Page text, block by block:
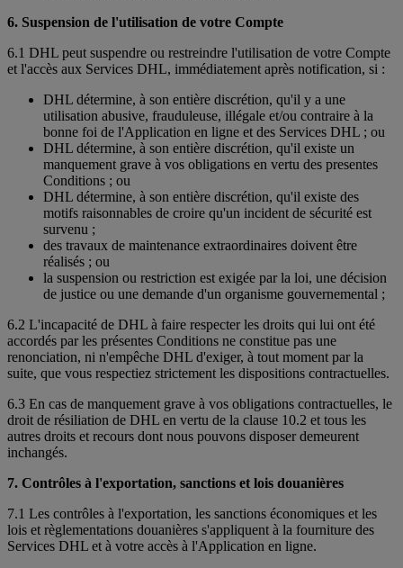
6. Suspension de l'utilisation de votre Compte
6.1 DHL peut suspendre ou restreindre l'utilisation de votre Compte
et l'accès aux Services DHL, immédiatement après notification, si :
DHL détermine, à son entière discrétion, qu'il y a une
utilisation abusive, frauduleuse, illégale et/ou contraire à la
bonne foi de l'Application en ligne et des Services DHL ; ou
DHL détermine, à son entière discrétion, qu'il existe un
manquement grave à vos obligations en vertu des presentes
Conditions ; ou
DHL détermine, à son entière discrétion, qu'il existe des
motifs raisonnables de croire qu'un incident de sécurité est
survenu ;
des travaux de maintenance extraordinaires doivent être
réalisés ; ou
la suspension ou restriction est exigée par la loi, une décision
de justice ou une demande d'un organisme gouvernemental ;
6.2 L'incapacité de DHL à faire respecter les droits qui lui ont été
accordés par les présentes Conditions ne constitue pas une
renonciation, ni n'empêche DHL d'exiger, à tout moment par la
suite, que vous respectiez strictement les dispositions contractuelles.
6.3 En cas de manquement grave à vos obligations contractuelles, le
droit de résiliation de DHL en vertu de la clause 10.2 et tous les
autres droits et recours dont nous pouvons disposer demeurent
inchangés.
7. Contrôles à l'exportation, sanctions et lois douanières
7.1 Les contrôles à l'exportation, les sanctions économiques et les
lois et règlementations douanières s'appliquent à la fourniture des
Services DHL et à votre accès à l'Application en ligne.